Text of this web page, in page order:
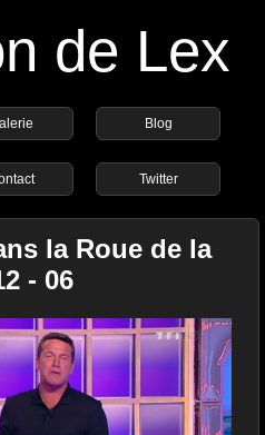
de Lex
Blog
Twitter
la Roue de la
- 06